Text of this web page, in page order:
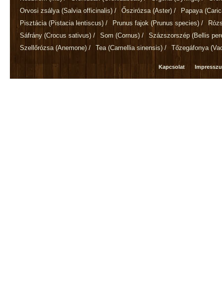
Orvosi zsálya (Salvia officinalis) / Őszirózsa (Aster) / Papaya
Pisztácia (Pistacia lentiscus) / Prunus fajok (Prunus species) /
Sáfrány (Crocus sativus) / Som (Cornus) / Százszorszép (Bellis
Szellőrózsa (Anemone) / Tea (Camellia sinensis) / Tőzegáfonya
Kapcsolat